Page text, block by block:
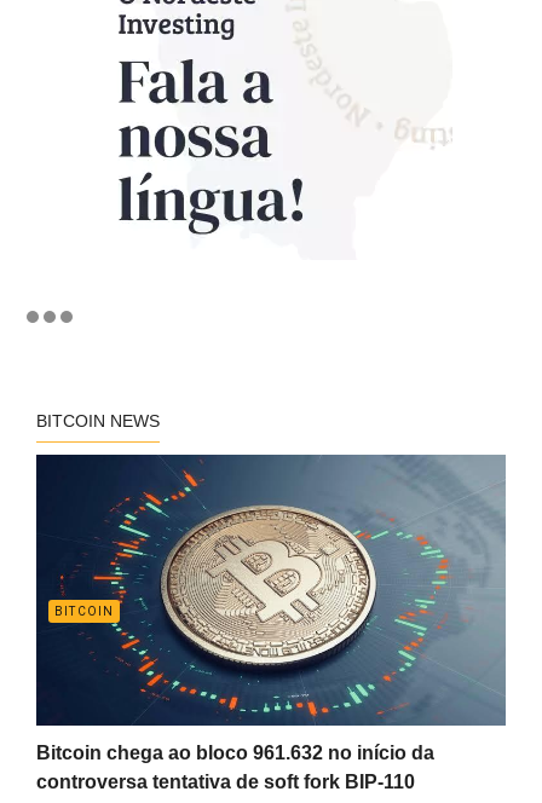
BITCOIN NEWS
BITCOIN
Bitcoin chega ao bloco 961.632 no início da
controversa tentativa de soft fork BIP-110